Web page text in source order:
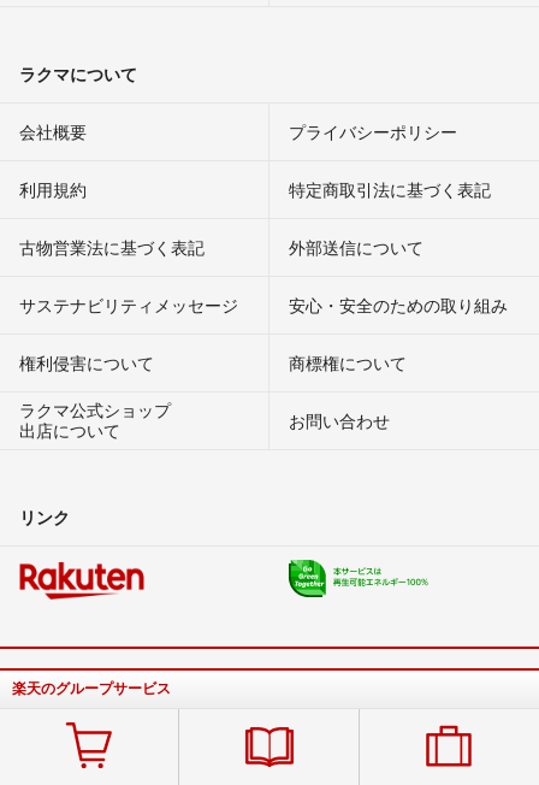
ラクマについて
会社概要 プライバシーポリシー
利用規約 特定商取引法に基づく表記
古物営業法に基づく表記 外部送信について
サステナビリティメッセージ 安心・安全のための取り組み
権利侵害について
商標権について
ラクマ公式ショップ
出店について
お問い合わせ
リンク
楽天のグループサービス